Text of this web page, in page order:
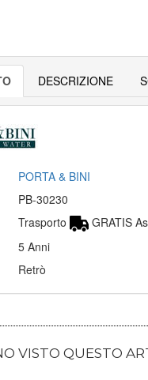
DESCRIZIONE
PORTA & BINI
PB-30230
Trasporto
GRATIS
5 Anni
Retrò
VISTO QUESTO